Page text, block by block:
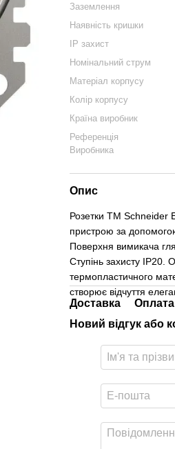
Заземлення
Наявність кришки
IP захист
Номінальний струм
Матеріал корпусу
Колір корпусу
Країна виробник
Референція
Виробника
Опис
Розетки ТМ Schneider
пристрою за
Поверхня вимикача
Ступінь захисту IP20.
термопластичного
створює відчуття
Доставка Оплата
Новий відгук або